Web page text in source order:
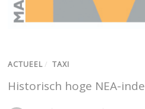
ACTUEEL / TAXI
Historisch hoge NEA-